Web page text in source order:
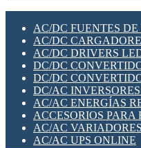
SWITCH Y
TARJETAS PI
UNIÓN Y
PLACAS
SWITCHES Y REDES
SOLUCIONES IOT
SOLUCIONES
SOLUCIONES RED
SEGURIDAD PARA
SWITCHES LAN
TELEFONÍA IP
VIGILANCIA IP
MESHTASTIC
AC/DC FUENTES DE
AC/DC
AC/DC DRIVERS
DC/DC
DC/DC
DC/AC
AC/AC ENERGÍAS
ACCESORIOS PARA
AC/AC
AC/AC UPS ONLINE